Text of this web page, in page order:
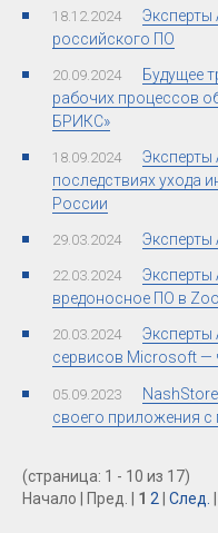
18.12.2024
Эксперты
российского ПО
20.09.2024
Будущее
рабочих процессов
БРИКС»
18.09.2024
последствиях ухода
России
29.03.2024 Эксперты
22.03.2024
вредоносное ПО в
20.03.2024
сервисов Microsoft —
05.09.2023
своего приложения
(страница: 1 - 10 из 17)
Начало | Пред. | 1 2 След.